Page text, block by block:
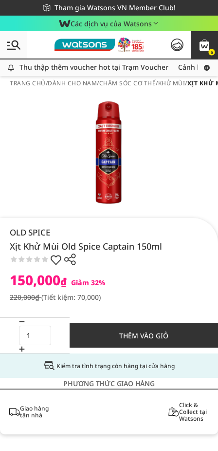
Tham gia Watsons VN Member Club!
Miễn phí giao hàng cho đơn hàng từ 249,000Đ
Giao hàng nhanh 24h - Áp dụng khu vực TP. Hồ Chí Minh
Các dịch vụ của Watsons
0
Thu thập thêm voucher hot tại Trạm Voucher
Thu thập thêm voucher hot tại Trạm Voucher Cảnh báo
TRANG CHỦ/DÀNH CHO NAM/CHĂM SÓC CƠ THỂ/KHỬ MÙI/XỊT KHỬ
OLD SPICE
Xịt Khử Mùi Old Spice Captain 150ml
150,000₫ Giảm 32%
220,000₫(Tiết kiệm: 70,000)
THÊM VÀO GIỎ
Kiểm tra tình trạng còn hàng tại cửa hàng
PHƯƠNG THỨC GIAO HÀNG
Giao hàng
tận nhà
Click &
Collect tại
Watsons